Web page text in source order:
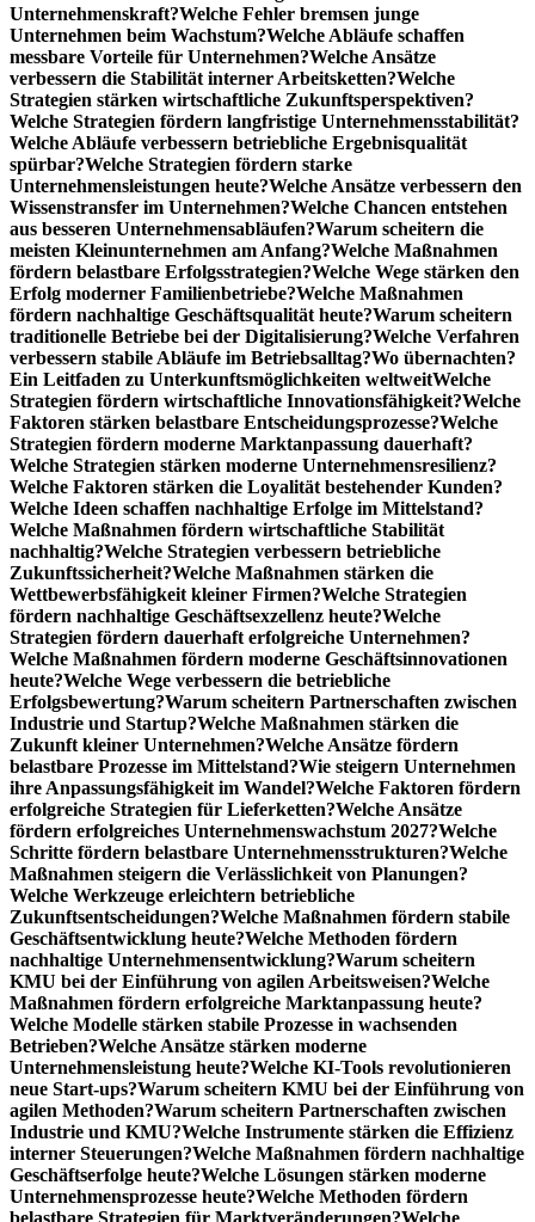
Unternehmenskraft?Welche Fehler bremsen junge
Unternehmen beim Wachstum?Welche Abläufe schaffen
messbare Vorteile für Unternehmen?Welche Ansätze
verbessern die Stabilität interner Arbeitsketten?Welche
Strategien stärken wirtschaftliche Zukunftsperspektiven?
Welche Strategien fördern langfristige Unternehmensstabilität?
Welche Abläufe verbessern betriebliche Ergebnisqualität
spürbar?Welche Strategien fördern starke
Unternehmensleistungen heute?Welche Ansätze verbessern den
Wissenstransfer im Unternehmen?Welche Chancen entstehen
aus besseren Unternehmensabläufen?Warum scheitern die
meisten Kleinunternehmen am Anfang?Welche Maßnahmen
fördern belastbare Erfolgsstrategien?Welche Wege stärken den
Erfolg moderner Familienbetriebe?Welche Maßnahmen
fördern nachhaltige Geschäftsqualität heute?Warum scheitern
traditionelle Betriebe bei der Digitalisierung?Welche Verfahren
verbessern stabile Abläufe im Betriebsalltag?Wo übernachten?
Ein Leitfaden zu Unterkunftsmöglichkeiten weltweitWelche
Strategien fördern wirtschaftliche Innovationsfähigkeit?Welche
Faktoren stärken belastbare Entscheidungsprozesse?Welche
Strategien fördern moderne Marktanpassung dauerhaft?
Welche Strategien stärken moderne Unternehmensresilienz?
Welche Faktoren stärken die Loyalität bestehender Kunden?
Welche Ideen schaffen nachhaltige Erfolge im Mittelstand?
Welche Maßnahmen fördern wirtschaftliche Stabilität
nachhaltig?Welche Strategien verbessern betriebliche
Zukunftssicherheit?Welche Maßnahmen stärken die
Wettbewerbsfähigkeit kleiner Firmen?Welche Strategien
fördern nachhaltige Geschäftsexzellenz heute?Welche
Strategien fördern dauerhaft erfolgreiche Unternehmen?
Welche Maßnahmen fördern moderne Geschäftsinnovationen
heute?Welche Wege verbessern die betriebliche
Erfolgsbewertung?Warum scheitern Partnerschaften zwischen
Industrie und Startup?Welche Maßnahmen stärken die
Zukunft kleiner Unternehmen?Welche Ansätze fördern
belastbare Prozesse im Mittelstand?Wie steigern Unternehmen
ihre Anpassungsfähigkeit im Wandel?Welche Faktoren fördern
erfolgreiche Strategien für Lieferketten?Welche Ansätze
fördern erfolgreiches Unternehmenswachstum 2027?Welche
Schritte fördern belastbare Unternehmensstrukturen?Welche
Maßnahmen steigern die Verlässlichkeit von Planungen?
Welche Werkzeuge erleichtern betriebliche
Zukunftsentscheidungen?Welche Maßnahmen fördern stabile
Geschäftsentwicklung heute?Welche Methoden fördern
nachhaltige Unternehmensentwicklung?Warum scheitern
KMU bei der Einführung von agilen Arbeitsweisen?Welche
Maßnahmen fördern erfolgreiche Marktanpassung heute?
Welche Modelle stärken stabile Prozesse in wachsenden
Betrieben?Welche Ansätze stärken moderne
Unternehmensleistung heute?Welche KI-Tools revolutionieren
neue Start-ups?Warum scheitern KMU bei der Einführung von
agilen Methoden?Warum scheitern Partnerschaften zwischen
Industrie und KMU?Welche Instrumente stärken die Effizienz
interner Steuerungen?Welche Maßnahmen fördern nachhaltige
Geschäftserfolge heute?Welche Lösungen stärken moderne
Unternehmensprozesse heute?Welche Methoden fördern
belastbare Strategien für Marktveränderungen?Welche